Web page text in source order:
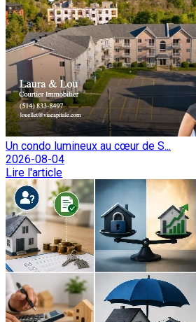
Un condo lumineux au cœur de S...
2026-08-04
Lire l'article